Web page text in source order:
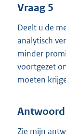
Vraag 5
Deelt u de
analytisch
minder
voortgezet
moeten
Antwoord
Zie mijn